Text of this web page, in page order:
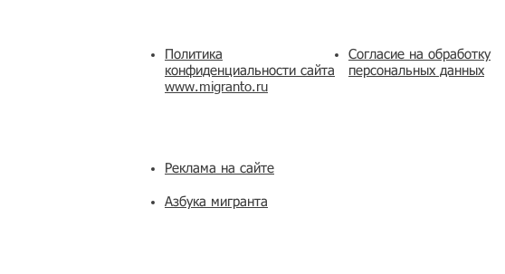
Политика
конфиденциальности сайта
www.migranto.ru
Согласие на обработку
персональных данных
Реклама на сайте
Азбука мигранта